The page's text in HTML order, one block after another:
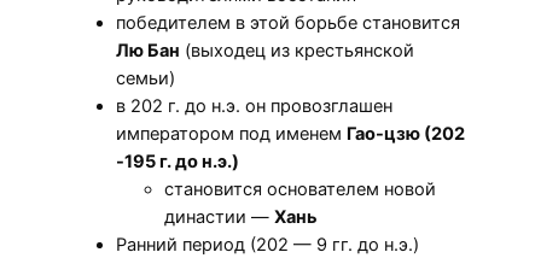
победителем в этой борьбе становится
Лю Бан (выходец из крестьянской
семьи)
в 202 г. до н.э. он провозглашен
императором под именем Гао-цзю (202
-195 г. до н.э.)
становится основателем новой
династии — Хань
Ранний период (202 — 9 гг. до н.э.)